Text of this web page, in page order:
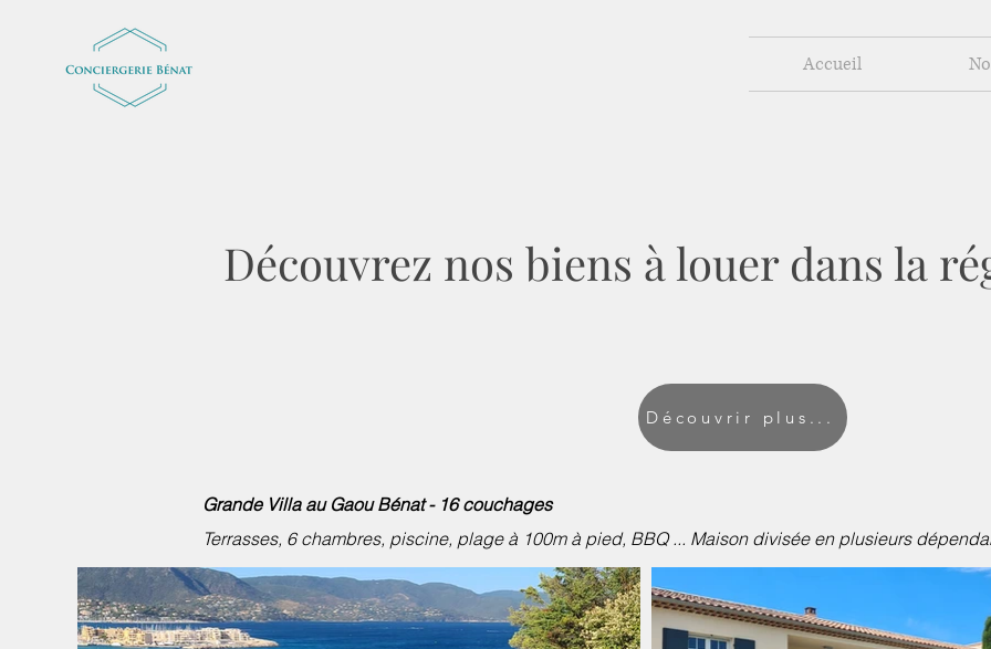
Accueil
Découvrez nos biens à louer dans la
Découvrir plus...
Grande Villa au Gaou Bénat - 16 couchages
Terrasses, 6 chambres, piscine, plage à 100m à pied, BBQ ... Maison divisée en plusieurs